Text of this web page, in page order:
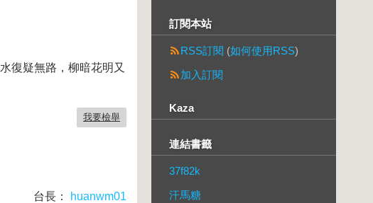
復疑無路，柳暗花明又
我要檢舉
台長： huanwm01
訂閱本站
RSS訂閱 (如何使用RSS)
加入訂閱
Kaza
連結書籤
37f82k
汗馬糖